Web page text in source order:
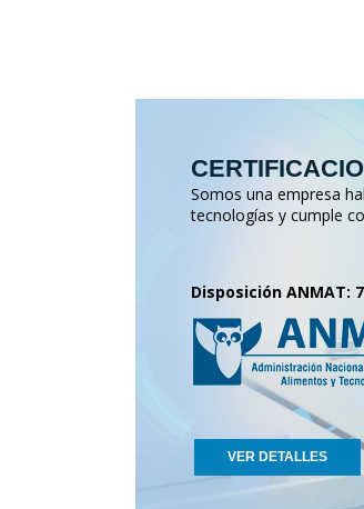
Somos una empresa
tecnologías y cumple
Disposición ANMAT:
VER DETALLES